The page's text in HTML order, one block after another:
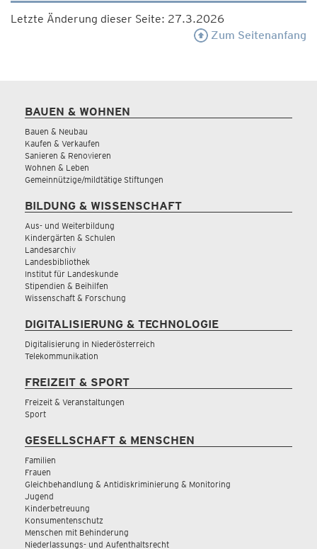
Letzte Änderung dieser Seite: 27.3.2026
Zum Seitenanfang
BAUEN & WOHNEN
Bauen & Neubau
Kaufen & Verkaufen
Sanieren & Renovieren
Wohnen & Leben
Gemeinnützige/mildtätige Stiftungen
BILDUNG & WISSENSCHAFT
Aus- und Weiterbildung
Kindergärten & Schulen
Landesarchiv
Landesbibliothek
Institut für Landeskunde
Stipendien & Beihilfen
Wissenschaft & Forschung
DIGITALISIERUNG & TECHNOLOGIE
Digitalisierung in Niederösterreich
Telekommunikation
FREIZEIT & SPORT
Freizeit & Veranstaltungen
Sport
GESELLSCHAFT & MENSCHEN
Familien
Frauen
Gleichbehandlung & Antidiskriminierung & Monitoring
Jugend
Kinderbetreuung
Konsumentenschutz
Menschen mit Behinderung
Niederlassungs- und Aufenthaltsrecht